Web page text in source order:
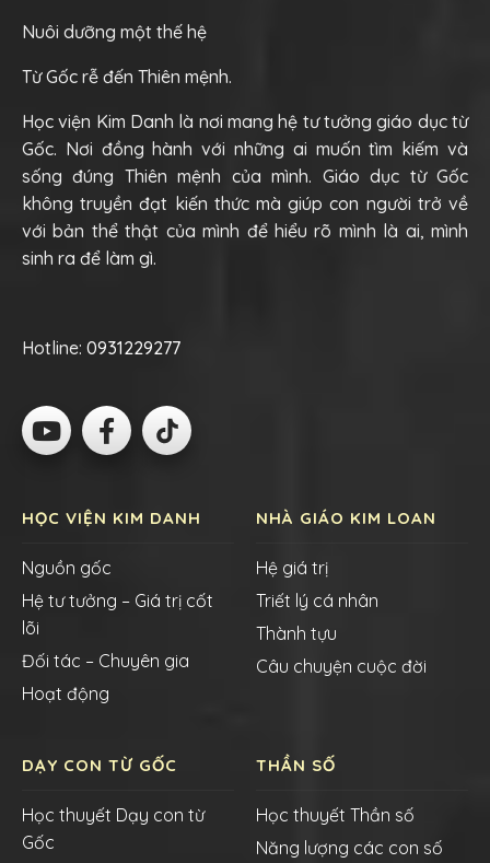
Nuôi dưỡng một thế hệ
Từ Gốc rễ đến Thiên mệnh.
Học viện Kim Danh là nơi mang hệ tư tưởng giáo dục từ
Gốc. Nơi đồng hành với những ai muốn tìm kiếm và
sống đúng Thiên mệnh của mình. Giáo dục từ Gốc
không truyền đạt kiến thức mà giúp con người trở về
với bản thể thật của mình để hiểu rõ mình là ai, mình
sinh ra để làm gì.
Hotline: 0931229277
HỌC VIỆN KIM DANH
Nguồn gốc
Hệ tư tưởng – Giá trị cốt
lõi
Đối tác – Chuyên gia
Hoạt động
NHÀ GIÁO KIM LOAN
Hệ giá trị
Triết lý cá nhân
Thành tựu
Câu chuyện cuộc đời
DẠY CON TỪ GỐC
Học thuyết Dạy con từ
Gốc
THẦN SỐ
Học thuyết Thần số
Năng lượng các con số